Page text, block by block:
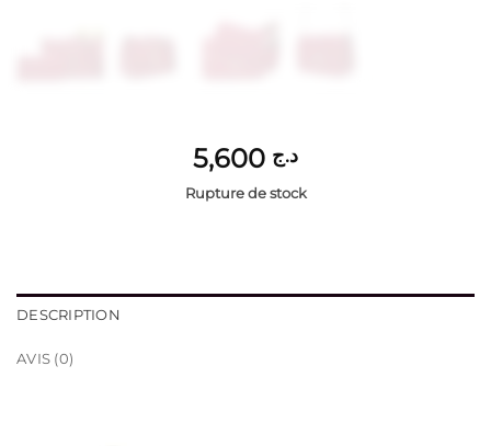
د.ج
Rupture de stock
DESCRIPTION
AVIS (0)